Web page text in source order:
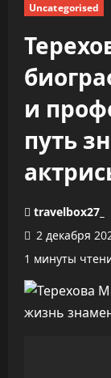
Uncategorised
и
путь
travelbox27_
2 декабря
1 минуты